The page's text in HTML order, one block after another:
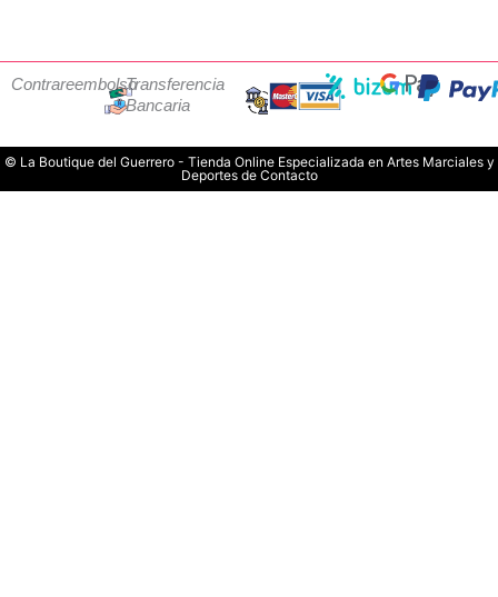
ContrareembolsoTransferencia
Bancaria
© La Boutique del Guerrero - Tienda Online Especializada en Artes Marciales y
Deportes de Contacto